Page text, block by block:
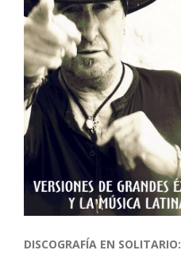
DISCOGRAFÍA EN SOLITARIO: